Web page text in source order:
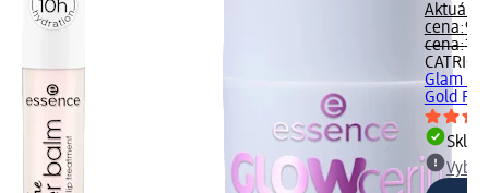
Aktuální
cena:
cena:
CATRICE
Glam In
Gold